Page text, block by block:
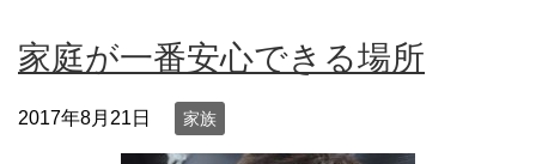
家庭が一番安心できる場所
2017年8月21日 家族